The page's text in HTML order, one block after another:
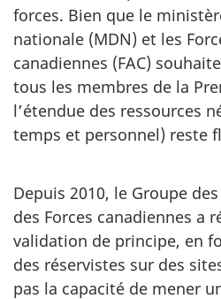
forces. Bien que le
nationale (MDN) et les
canadiennes (FAC)
tous les membres de la
l’étendue des ressources
temps et personnel) reste
Depuis 2010, le Groupe
des Forces canadiennes a
validation de principe, en
des réservistes sur des
pas la capacité de mener